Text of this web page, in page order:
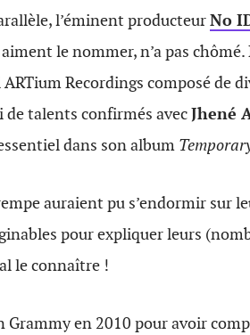
l’éminent producteurNo
le nommer, n’a pas chômé.
Recordings composé de
de talents confirmés avecJhené
dans son album
auraient pu s’endormir sur
pour expliquer leurs
le connaître !
Grammy en 2010 pour avoir